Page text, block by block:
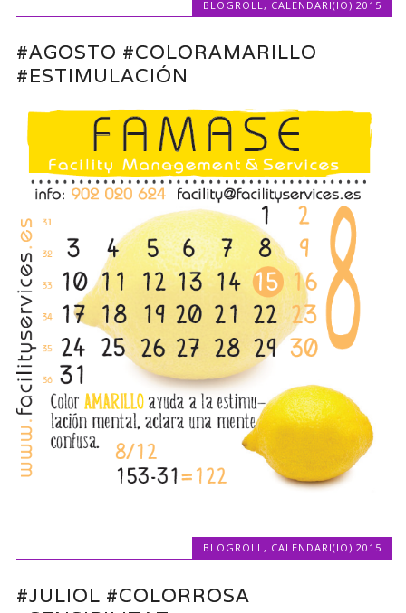
BLOGROLL , CALENDARI(IO) 2015
#AGOSTO #COLORAMARILLO
#ESTIMULACIÓN
BLOGROLL, CALENDARI(IO) 2015
#JULIOL #COLORROSA